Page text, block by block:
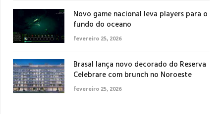
Novo game nacional leva players para o
fundo do oceano
fevereiro 25, 2026
Brasal lança novo decorado do Reserva
Celebrare com brunch no Noroeste
fevereiro 25, 2026